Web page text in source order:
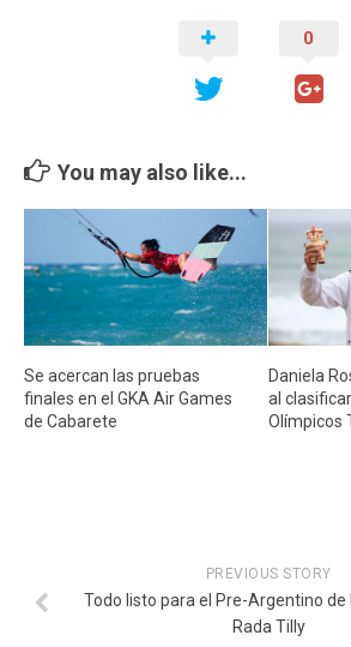
0
You may also like...
Se acercan las pruebas
finales en el GKA Air Games
de Cabarete
Daniela
al
Olímpicos
PREVIOUS STORY
Todo listo para el Pre-Argentino de
Rada Tilly